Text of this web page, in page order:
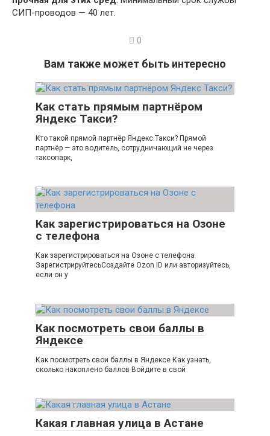
СИП-проводов — 40 лет.
0
Вам также может быть интересно
Как стать прямым партнёром
Яндекс Такси?
Кто такой прямой партнёр Яндекс.Такси? Прямой
партнёр — это водитель, сотрудничающий не через
таксопарк,
Как зарегистрироваться на Озоне
с телефона
Как зарегистрироваться на Озоне с телефона
ЗарегистрируйтесьСоздайте Ozon ID или авторизуйтесь,
если он у
Как посмотреть свои баллы в
Яндексе
Как посмотреть свои баллы в Яндексе Как узнать,
сколько накоплено баллов Войдите в свой
Какая главная улица в Астане